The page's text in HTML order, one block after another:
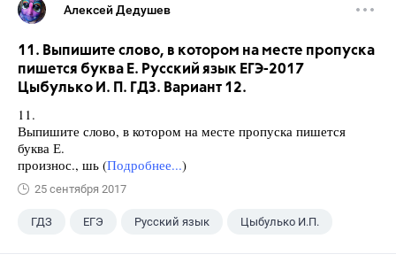
Алексей Дедушев
11. Выпишите слово, в котором на месте пропуска
пишется буква Е. Русский язык ЕГЭ-2017
Цыбулько И. П. ГДЗ. Вариант 12.
11.
Выпишите слово, в котором на месте пропуска пишется
буква Е.
произнос., шь (Подробнее...)
25 сентября 2017
ГДЗ ЕГЭ Русский язык Цыбулько И.П.